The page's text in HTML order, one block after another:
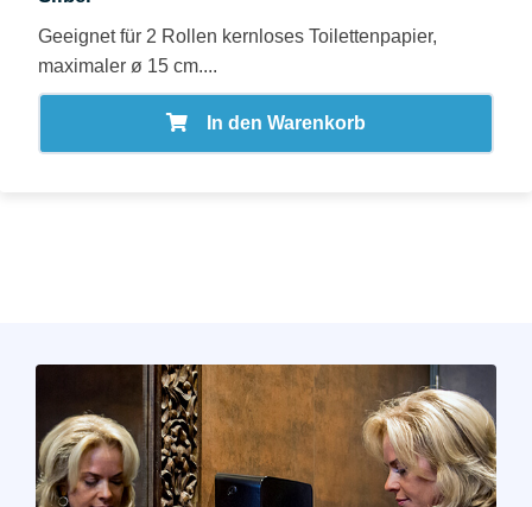
Geeignet für 2 Rollen kernloses Toilettenpapier,
maximaler ø 15 cm....
In den Warenkorb